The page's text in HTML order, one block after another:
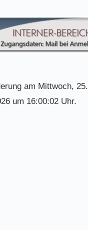
am Mittwoch, 25.
um 16:00:02 Uhr.